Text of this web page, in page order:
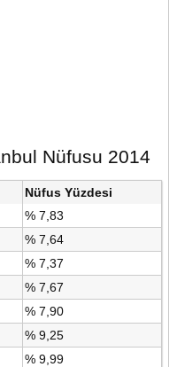
Nüfusu 2014
Nüfus Yüzdesi
% 7,83
% 7,64
% 7,37
% 7,67
% 7,90
% 9,25
% 9,99